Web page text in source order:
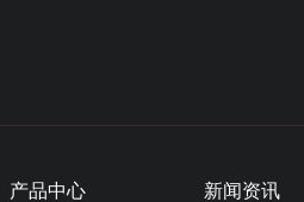
产品中心 新闻资讯